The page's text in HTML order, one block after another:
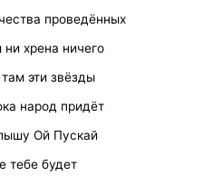
проведённых
хрена ничего
эти звёзды
народ придёт
Ой Пускай
тебе будет